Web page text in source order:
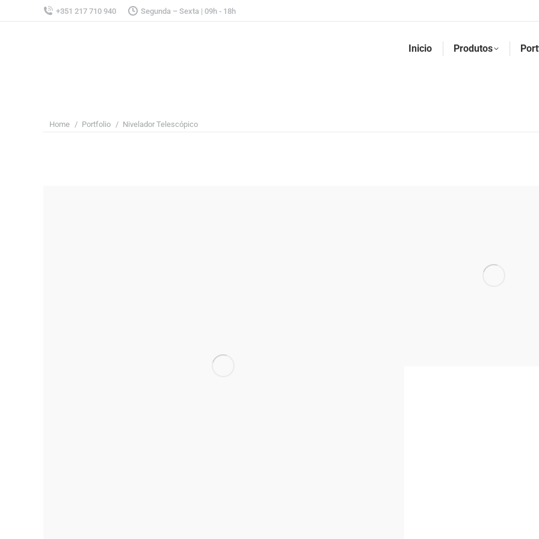
+351 217 710 940 Segunda – Sexta | 09h - 18h
Inicio Produtos
You are here:
Home Portfolio Nivelador Telescópico